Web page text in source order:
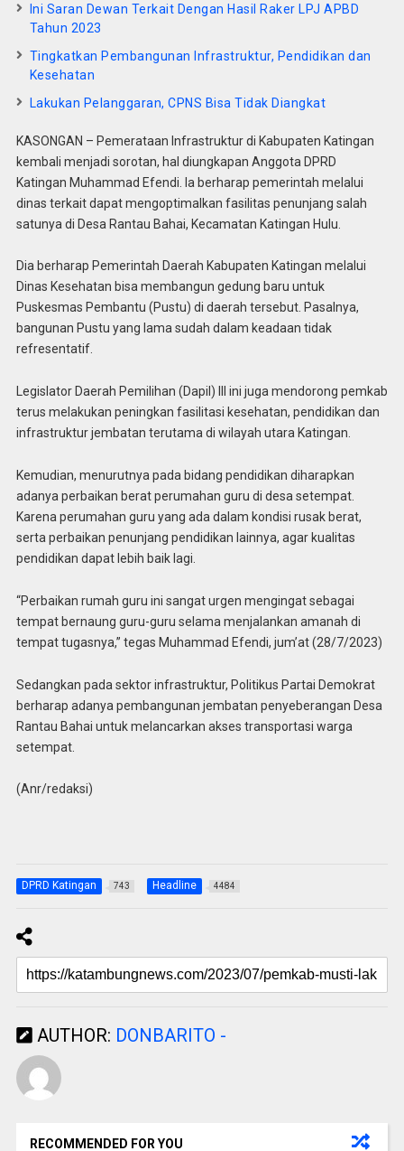
Ini Saran Dewan Terkait Dengan Hasil Raker LPJ APBD
Tahun 2023
Tingkatkan Pembangunan Infrastruktur, Pendidikan dan
Kesehatan
Lakukan Pelanggaran, CPNS Bisa Tidak Diangkat
KASONGAN – Pemerataan Infrastruktur di Kabupaten Katingan
kembali menjadi sorotan, hal diungkapan Anggota DPRD
Katingan Muhammad Efendi. Ia berharap pemerintah melalui
dinas terkait dapat mengoptimalkan fasilitas penunjang salah
satunya di Desa Rantau Bahai, Kecamatan Katingan Hulu.
Dia berharap Pemerintah Daerah Kabupaten Katingan melalui
Dinas Kesehatan bisa membangun gedung baru untuk
Puskesmas Pembantu (Pustu) di daerah tersebut. Pasalnya,
bangunan Pustu yang lama sudah dalam keadaan tidak
refresentatif.
Legislator Daerah Pemilihan (Dapil) III ini juga mendorong pemkab
terus melakukan peningkan fasilitasi kesehatan, pendidikan dan
infrastruktur jembatan terutama di wilayah utara Katingan.
Kemudian, menurutnya pada bidang pendidikan diharapkan
adanya perbaikan berat perumahan guru di desa setempat.
Karena perumahan guru yang ada dalam kondisi rusak berat,
serta perbaikan penunjang pendidikan lainnya, agar kualitas
pendidikan dapat lebih baik lagi.
“Perbaikan rumah guru ini sangat urgen mengingat sebagai
tempat bernaung guru-guru selama menjalankan amanah di
tempat tugasnya,” tegas Muhammad Efendi, jum’at (28/7/2023)
Sedangkan pada sektor infrastruktur, Politikus Partai Demokrat
berharap adanya pembangunan jembatan penyeberangan Desa
Rantau Bahai untuk melancarkan akses transportasi warga
setempat.
(Anr/redaksi)
DPRD Katingan 743 Headline 4484
AUTHOR: DONBARITO -
RECOMMENDED FOR YOU